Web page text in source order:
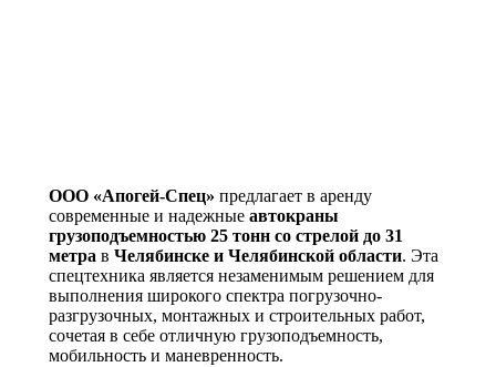
ООО «Апогей-Спец» предлагает в аренду
современные и надежные автокраны
грузоподъемностью 25 тонн со стрелой до 31
метра в Челябинске и Челябинской области. Эта
спецтехника является незаменимым решением для
выполнения широкого спектра погрузочно-
разгрузочных, монтажных и строительных работ,
сочетая в себе отличную грузоподъемность,
мобильность и маневренность.